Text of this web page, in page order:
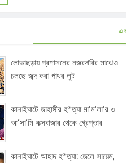
এ
লোভাছড়ায় প্রশাসনের নজরদারির মাঝেও
চলছে জব্দ করা পাথর লুট
কানাইঘাটে জাহাঙ্গীর হ*ত্যা মা’ম’লা’র ৩
আ’সা’মি কক্সবাজার থেকে গ্রেপ্তার
কানাইঘাটে আহাদ হ*ত্যা: জেলে সায়েম,